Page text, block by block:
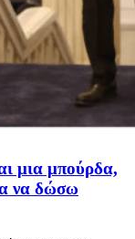
μια μπούρδα,
να δώσω